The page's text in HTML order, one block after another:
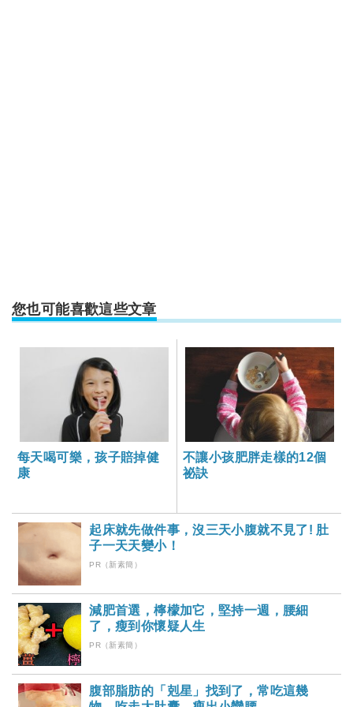
您也可能喜歡這些文章
每天喝可樂，孩子賠掉健
康
不讓小孩肥胖走樣的12個
祕訣
起床就先做件事，沒三天小腹就不見了! 肚
子一天天變小！
PR（新素簡）
減肥首選，檸檬加它，堅持一週，腰細
了，瘦到你懷疑人生
PR（新素簡）
腹部脂肪的「剋星」找到了，常吃這幾